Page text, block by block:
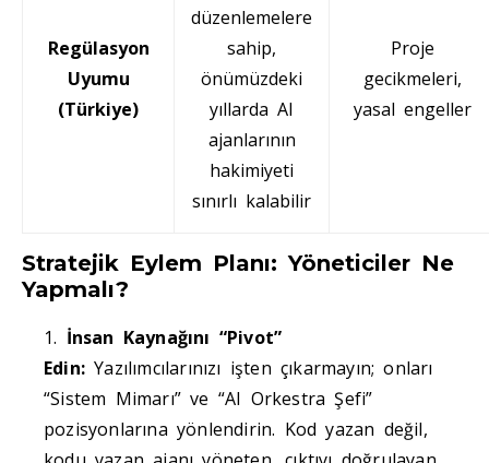
Regülasyon
Uyumu
(Türkiye)
düzenlemelere
sahip,
önümüzdeki
yıllarda AI
ajanlarının
hakimiyeti
sınırlı kalabilir
Proje
gecikmeleri,
yasal engeller
Stratejik Eylem Planı: Yöneticiler Ne
Yapmalı?
İnsan Kaynağını “Pivot”
Edin: Yazılımcılarınızı işten çıkarmayın; onları
“Sistem Mimarı” ve “AI Orkestra Şefi”
pozisyonlarına yönlendirin. Kod yazan değil,